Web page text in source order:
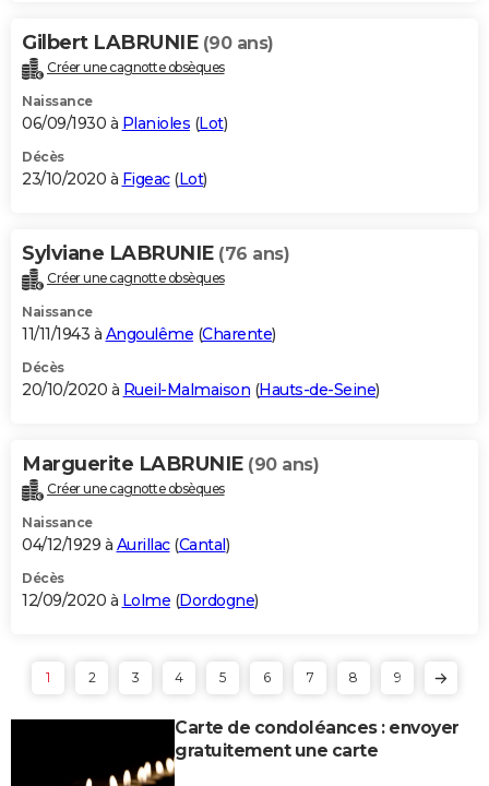
Gilbert LABRUNIE (90 ans)
Créer une cagnotte obsèques
Naissance
06/09/1930 à Planioles (Lot)
Décès
23/10/2020 à Figeac(Lot)
Sylviane LABRUNIE (76 ans)
Créer une cagnotte obsèques
Naissance
11/11/1943 à Angoulême (Charente)
Décès
20/10/2020 à Rueil-Malmaison (Hauts-de-Seine)
Marguerite LABRUNIE (90 ans)
Créer une cagnotte obsèques
Naissance
04/12/1929 à Aurillac(Cantal)
Décès
12/09/2020 à Lolme (Dordogne)
1 2 3 4 5 6 7 8 9
Carte de condoléances : envoyer
gratuitement une carte